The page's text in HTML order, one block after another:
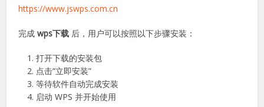
https://www.wpsofficeios.com.cn
https://www.wpsoffice-pc.com.cn
https://www.pcwpsoffice.com.cn
https://www.jswps.com.cn